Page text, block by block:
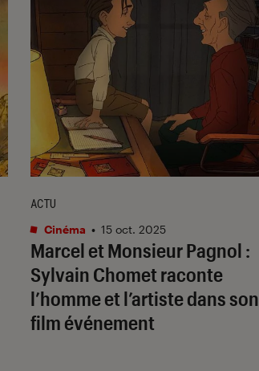
Marcel et Monsieur Pagnol :
Sylvain Chomet raconte
l’homme et l’artiste dans son
film événement
ACTU
Cinéma • 15 oct. 2025